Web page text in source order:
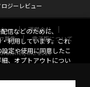
ロジーレビュー
ー
運営会社
募集
電子版について
Inc. 2026
信などのために、
利用しています。これ
定や使用に同意したこ
、オプトアウトについ